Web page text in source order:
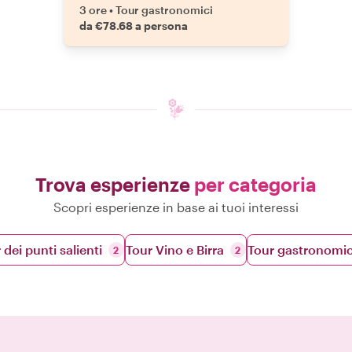
3 ore•Tour gastronomici
da €78.68 a persona
Trova esperienze per categoria
Scopri esperienze in base ai tuoi interessi
dei punti salienti 2 Tour Vino e Birra 2 Tour